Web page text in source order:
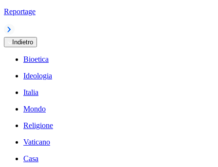
Reportage
Indietro
Bioetica
Ideologia
Italia
Mondo
Religione
Vaticano
Casa